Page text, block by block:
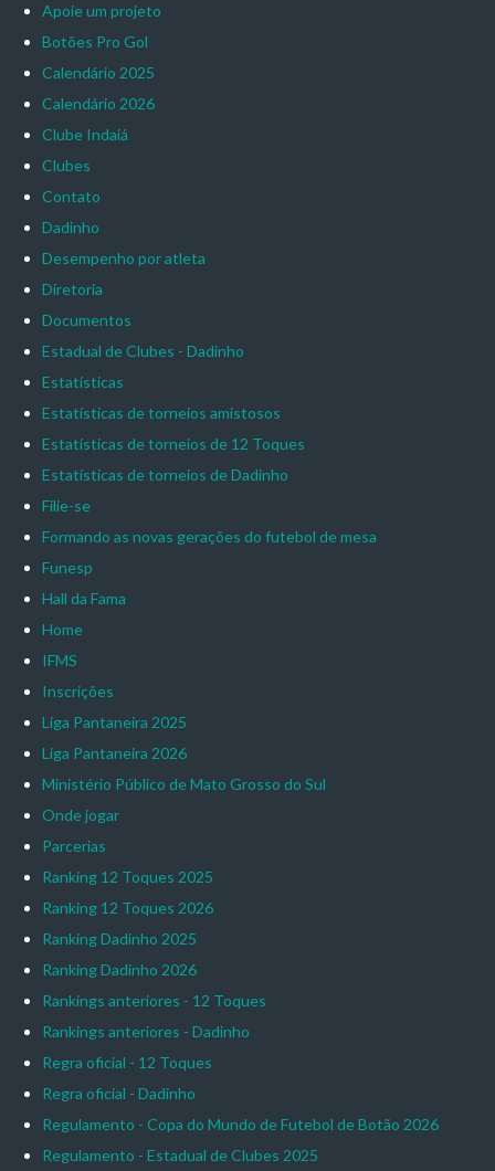
Apoie um projeto
Botões Pro Gol
Calendário 2025
Calendário 2026
Clube Indaiá
Clubes
Contato
Dadinho
Desempenho por atleta
Diretoria
Documentos
Estadual de Clubes - Dadinho
Estatísticas
Estatísticas de torneios amistosos
Estatísticas de torneios de 12 Toques
Estatísticas de torneios de Dadinho
Filie-se
Formando as novas gerações do futebol de mesa
Funesp
Hall da Fama
Home
IFMS
Inscrições
Liga Pantaneira 2025
Liga Pantaneira 2026
Ministério Público de Mato Grosso do Sul
Onde jogar
Parcerias
Ranking 12 Toques 2025
Ranking 12 Toques 2026
Ranking Dadinho 2025
Ranking Dadinho 2026
Rankings anteriores - 12 Toques
Rankings anteriores - Dadinho
Regra oficial - 12 Toques
Regra oficial - Dadinho
Regulamento - Copa do Mundo de Futebol de Botão 2026
Regulamento - Estadual de Clubes 2025